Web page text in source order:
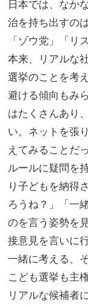
日本では、なか
治を持ち出すの
「ゾウ党」「リ
本来、リアルな
選挙のことを考
避ける傾向もみ
はたくさんあり
い。ネットを張
えてみることだ
ルールに疑問を
り子どもを納得
ろうね？」「一
のを言う姿勢を
接意見を言いに
一緒に考える、
こども選挙も主
リアルな候補者